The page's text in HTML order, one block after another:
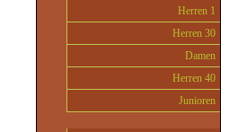
Herren 1
Herren 30
Damen
Herren 40
Junioren